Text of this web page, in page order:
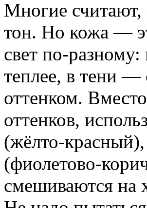
Многие
тон. Но кожа —
свет по-
теплее, в тени —
оттенком.
оттенков,
(жёлто-
(фиолетово-
смешиваются на